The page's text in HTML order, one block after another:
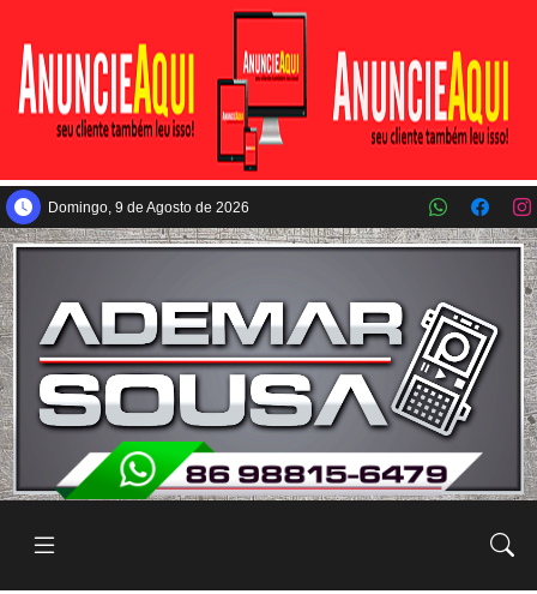
Pular para o conteúdo principal
Domingo, 9 de Agosto de 2026